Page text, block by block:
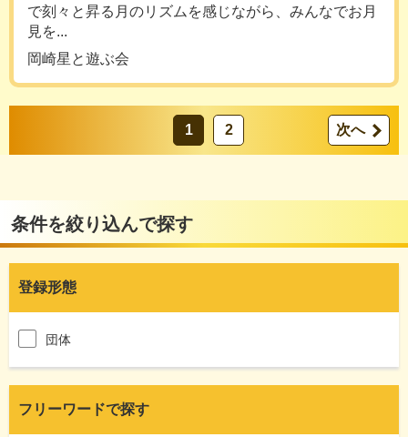
で刻々と昇る月のリズムを感じながら、みんなでお月
見を...
岡崎星と遊ぶ会
1 2 次へ
条件を絞り込んで探す
登録形態
団体
フリーワードで探す